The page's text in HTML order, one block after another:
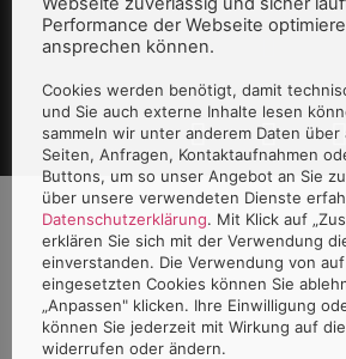
Performance der Webseite
ansprechen können.
Cookies werden benötigt, damit
und Sie auch externe Inhalte lesen
sammeln wir unter anderem Daten
Seiten, Anfragen, Kontaktaufnahmen
Buttons, um so unser Angebot an Sie
über unsere verwendeten Dienste
Datenschutzerklärung. Mit Klick auf
erklären Sie sich mit der Verwendung
einverstanden. Die Verwendung von
eingesetzten Cookies können Sie
„Anpassen" klicken. Ihre Einwilligung
können Sie jederzeit mit Wirkung auf
widerrufen oder ändern.